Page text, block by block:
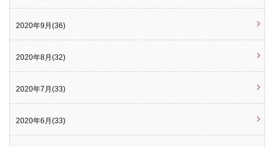
2020年9月(36)
2020年8月(32)
2020年7月(33)
2020年6月(33)